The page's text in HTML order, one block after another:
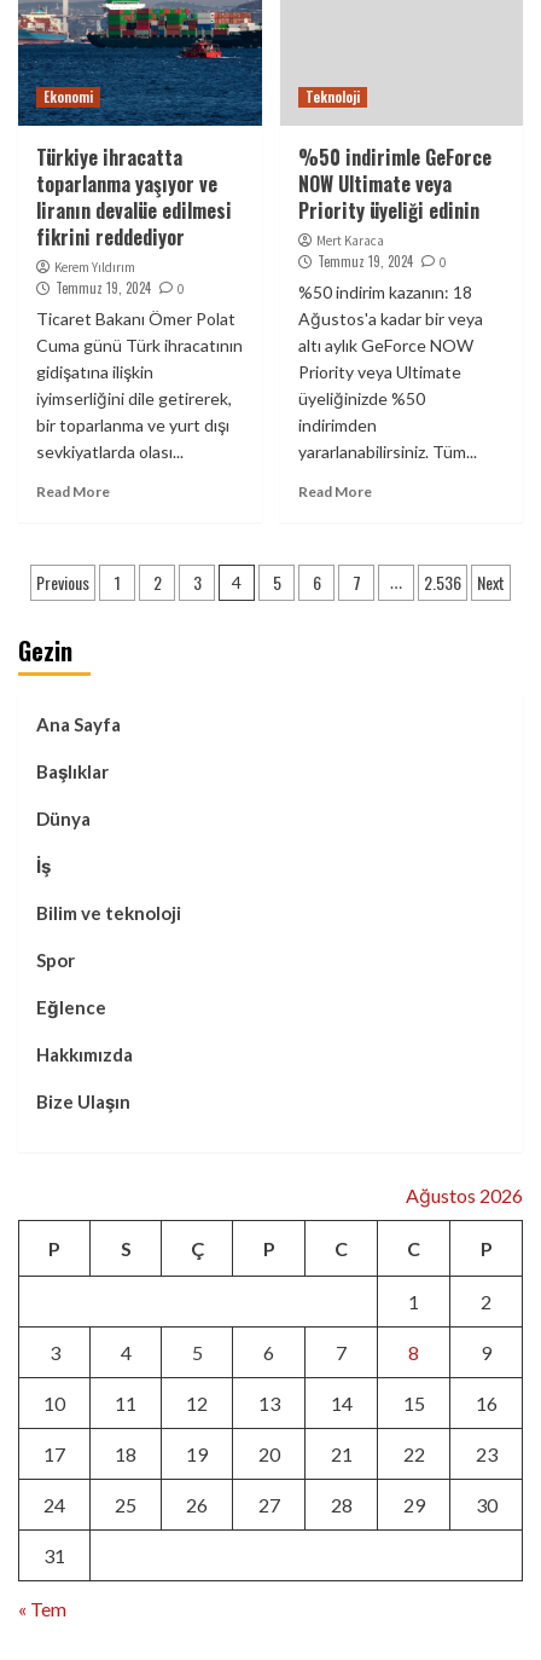
Ekonomi
Türkiye ihracatta
toparlanma yaşıyor ve
liranın devalüe edilmesi
fikrini reddediyor
Kerem Yıldırım
Temmuz 19, 2024 0
Ticaret Bakanı Ömer Polat
Cuma günü Türk ihracatının
gidişatına ilişkin
iyimserliğini dile getirerek,
bir toparlanma ve yurt dışı
sevkiyatlarda olası...
Read More
Teknoloji
%50 indirimle GeForce
NOW Ultimate veya
Priority üyeliği edinin
Mert Karaca
Temmuz 19, 2024 0
%50 indirim kazanın: 18
Ağustos'a kadar bir veya
altı aylık GeForce NOW
Priority veya Ultimate
üyeliğinizde %50
indirimden
yararlanabilirsiniz. Tüm...
Read More
Yazı
Previous 1 2 3 4 5 6 7 … 2.536 Next
Gezin
Ana Sayfa
Başlıklar
Dünya
İş
Bilim ve teknoloji
Spor
Eğlence
Hakkımızda
Bize Ulaşın
Ağustos 2026
P S Ç P C C P
1 2
3 4 5 6 7 8 9
10 11 12 13 14 15 16
17 18 19 20 21 22 23
24 25 26 27 28 29 30
31
« Tem